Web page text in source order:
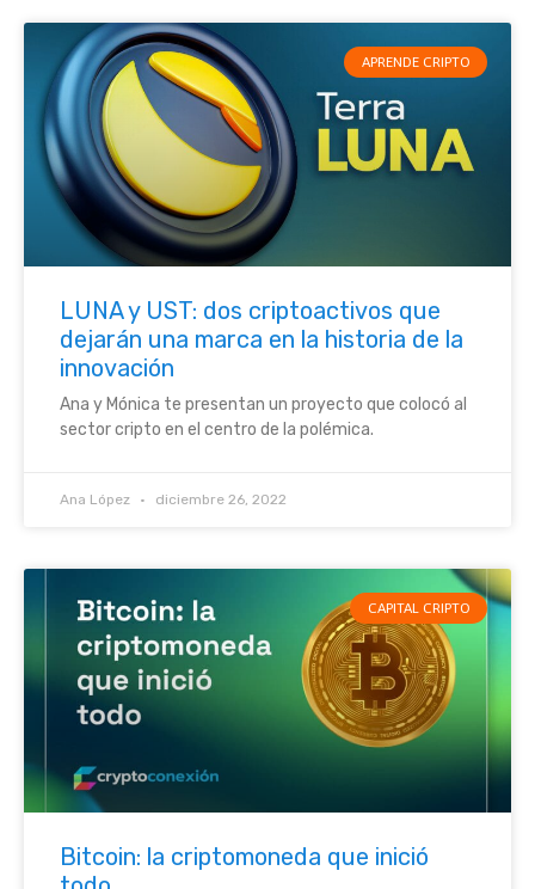
APRENDE CRIPTO
LUNA y UST: dos criptoactivos que
dejarán una marca en la historia de la
innovación
Ana y Mónica te presentan un proyecto que colocó al
sector cripto en el centro de la polémica.
Ana López diciembre 26, 2022
CAPITAL CRIPTO
Bitcoin: la criptomoneda que inició